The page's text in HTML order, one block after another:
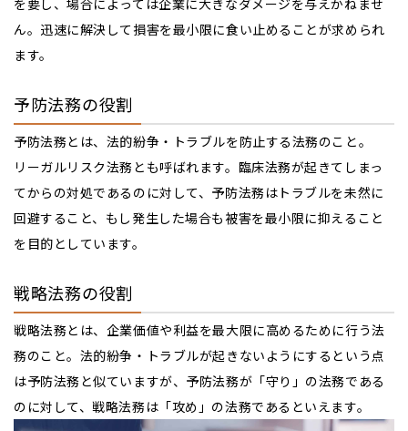
を要し、場合によっては企業に大きなダメージを与えかねませ
ん。迅速に解決して損害を最小限に食い止めることが求められ
ます。
予防法務の役割
予防法務とは、法的紛争・トラブルを防止する法務のこと。
リーガルリスク法務とも呼ばれます。臨床法務が起きてしまっ
てからの対処であるのに対して、予防法務はトラブルを未然に
回避すること、もし発生した場合も被害を最小限に抑えること
を目的としています。
戦略法務の役割
戦略法務とは、企業価値や利益を最大限に高めるために行う法
務のこと。法的紛争・トラブルが起きないようにするという点
は予防法務と似ていますが、予防法務が「守り」の法務である
のに対して、戦略法務は「攻め」の法務であるといえます。